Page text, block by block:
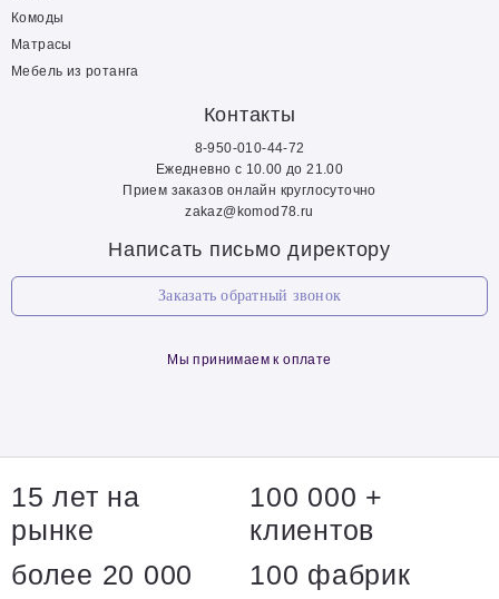
Комоды
Матрасы
Мебель из ротанга
Контакты
8-950-010-44-72
Ежедневно с 10.00 до 21.00
Прием заказов онлайн круглосуточно
zakaz@komod78.ru
Написать письмо директору
Заказать обратный звонок
Мы принимаем к оплате
15 лет на
рынке
100 000 +
клиентов
более 20 000
100 фабрик